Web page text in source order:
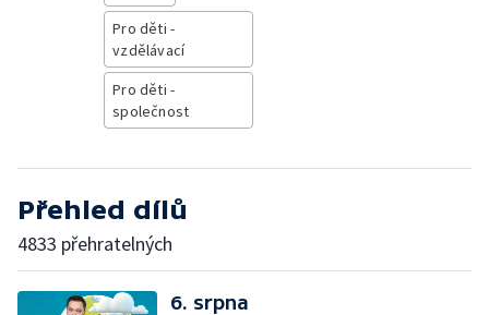
Pro děti -
vzdělávací
Pro děti -
společnost
Přehled dílů
4833 přehratelných
6. srpna